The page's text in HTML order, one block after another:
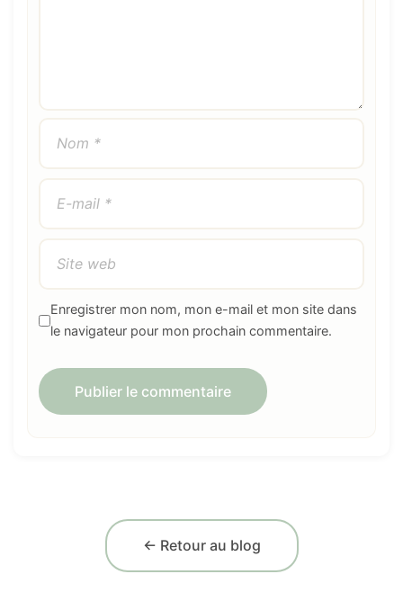
Enregistrer mon nom, mon e-mail et mon site dans
le navigateur pour mon prochain commentaire.
← Retour au blog